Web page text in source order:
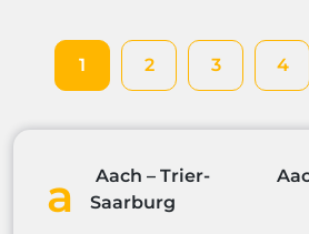
1 2 3 4
a
Aach – Trier-
Saarburg